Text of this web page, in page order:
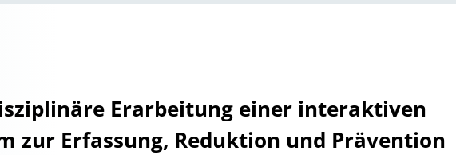
Erarbeitung einer interaktiven
zur Erfassung, Reduktion und Prävention